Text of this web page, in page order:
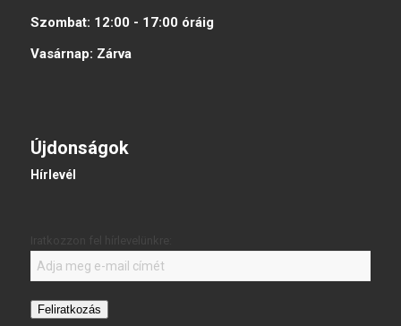
Szombat: 12:00 - 17:00 óráig
Vasárnap: Zárva
Újdonságok
Hírlevél
Feliratkozás